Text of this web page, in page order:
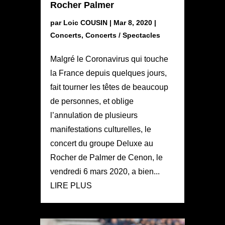
Rocher Palmer
par Loic COUSIN| Mar 8, 2020|
Concerts, Concerts / Spectacles
Malgré le Coronavirus qui touche
la France depuis quelques jours,
fait tourner les têtes de beaucoup
de personnes, et oblige
l’annulation de plusieurs
manifestations culturelles, le
concert du groupe Deluxe au
Rocher de Palmer de Cenon, le
vendredi 6 mars 2020, a bien...
LIRE PLUS